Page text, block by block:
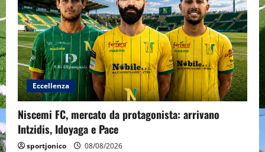
Eccellenza
Niscemi FC, mercato da protagonista: arrivano
Intzidis, Idoyaga e Pace
sportjonico 08/08/2026